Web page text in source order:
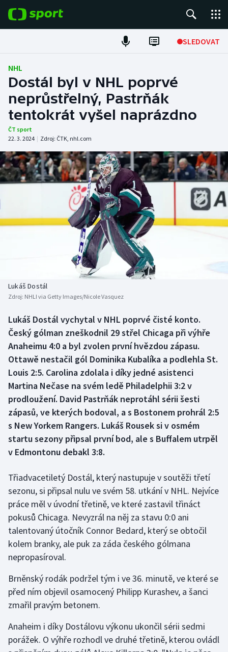
SLEDOVAT
Fotbal
Hokej
Tenis
Atletika
Cyklistika
DALŠÍ SPORTY
Americký fotbal
Baseball a softbal
Biatlon
Box
Curling
Dostihy
Florbal
Futsal
Golf
Gymnastika
Házená
Jezdectví
Judo
Krasobruslení
Lezení
Lyže a snowboard
NEPŘEHLÉDNĚTE
Historické návraty
Aplikace ČT sport
NHL
Dostál byl v NHL poprvé
neprůstřelný, Pastrňák
tentokrát vyšel naprázdno
ČT sport
22. 3. 2024 | Zdroj: ČTK, nhl.com
Lukáš Dostál
Zdroj: NHLI via Getty Images/Nicole Vasquez
Lukáš Dostál vychytal v NHL poprvé čisté konto.
Český gólman zneškodnil 29 střel Chicaga při výhře
Anaheimu 4:0 a byl zvolen první hvězdou zápasu.
Ottawě nestačil gól Dominika Kubalíka a podlehla St.
Louis 2:5. Carolina zdolala i díky jedné asistenci
Martina Nečase na svém ledě Philadelphii 3:2 v
prodloužení. David Pastrňák neprotáhl sérii šesti
zápasů, ve kterých bodoval, a s Bostonem prohrál 2:5
s New Yorkem Rangers. Lukáš Rousek si v osmém
startu sezony připsal první bod, ale s Buffalem utrpěl
v Edmontonu debakl 3:8.
Třiadvacetiletý Dostál, který nastupuje v soutěži třetí
sezonu, si připsal nulu ve svém 58. utkání v NHL. Nejvíce
práce měl v úvodní třetině, ve které zastavil třináct
pokusů Chicaga. Nevyzrál na něj za stavu 0:0 ani
talentovaný útočník Connor Bedard, který se obtočil
kolem branky, ale puk za záda českého gólmana
nepropasíroval.
Brněnský rodák podržel tým i ve 36. minutě, ve které se
před ním objevil osamocený Philipp Kurashev, a šanci
zmařil pravým betonem.
Anaheim i díky Dostálovu výkonu ukončil sérii sedmi
porážek. O výhře rozhodl ve druhé třetině, kterou ovládl